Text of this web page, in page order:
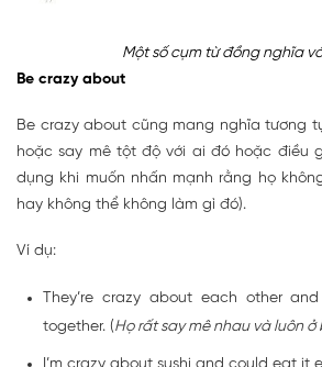
Một số cụm từ đồng nghĩa
Be crazy about
Be crazy about cũng mang nghĩa tương
hoặc say mê tột độ với ai đó hoặc điều
dụng khi muốn nhấn mạnh rằng họ
hay không thể không làm gì đó).
Ví dụ:
They’re crazy about each other
together. (Họ rất say mê nhau và luôn ở